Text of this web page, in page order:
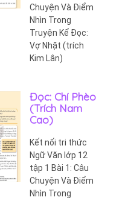
Chuyện Và Điểm
Nhìn Trong
Truyện Kể Đọc:
Vợ Nhặt (trích
Kim Lân)
Đọc: Chí Phèo
(Trích Nam
Cao)
Kết nối tri thức
Ngữ Văn lớp 12
tập 1 Bài 1: Câu
Chuyện Và Điểm
Nhìn Trong